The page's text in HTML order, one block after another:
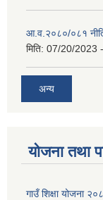
आ.व.२०८०/०८१
मिति: 07/20/2023
अन्य
योजना तथा
गाउँ शिक्षा योजना